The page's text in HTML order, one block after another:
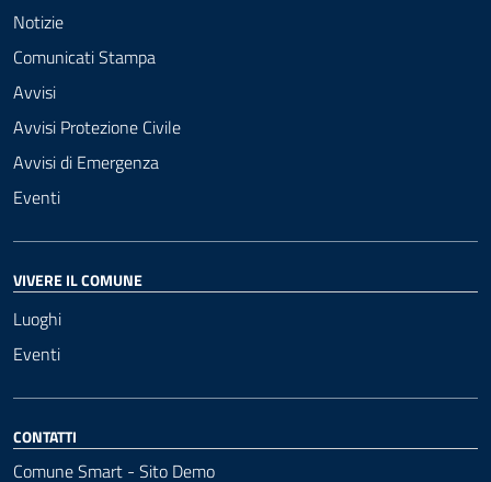
Notizie
Comunicati Stampa
Avvisi
Avvisi Protezione Civile
Avvisi di Emergenza
Eventi
VIVERE IL COMUNE
Luoghi
Eventi
CONTATTI
Comune Smart - Sito Demo